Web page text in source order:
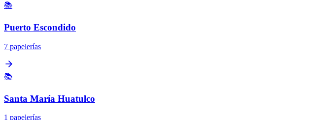
📚
Puerto Escondido
7 papelerías
📚
Santa María Huatulco
1 papelerías